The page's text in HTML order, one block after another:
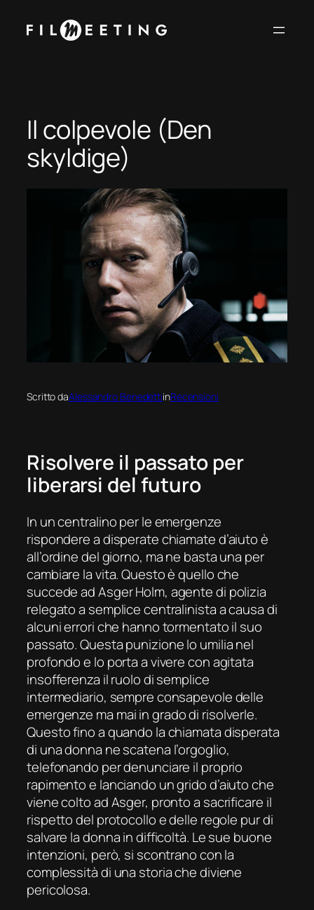
Il colpevole (Den
skyldige)
Scritto daAlessandro BenedettiinRecensioni
Risolvere il passato per
liberarsi del futuro
In un centralino per le emergenze
rispondere a disperate chiamate d’aiuto è
all’ordine del giorno, ma ne basta una per
cambiare la vita. Questo è quello che
succede ad Asger Holm, agente di polizia
relegato a semplice centralinista a causa di
alcuni errori che hanno tormentato il suo
passato. Questa punizione lo umilia nel
profondo e lo porta a vivere con agitata
insofferenza il ruolo di semplice
intermediario, sempre consapevole delle
emergenze ma mai in grado di risolverle.
Questo fino a quando la chiamata disperata
di una donna ne scatena l’orgoglio,
telefonando per denunciare il proprio
rapimento e lanciando un grido d’aiuto che
viene colto ad Asger, pronto a sacrificare il
rispetto del protocollo e delle regole pur di
salvare la donna in difficoltà. Le sue buone
intenzioni, però, si scontrano con la
complessità di una storia che diviene
pericolosa.